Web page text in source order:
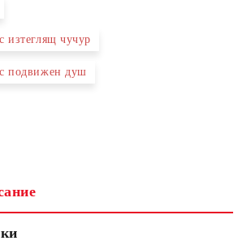
вас в рамките на работния ден.
изтеглящ чучур
с подвижен душ